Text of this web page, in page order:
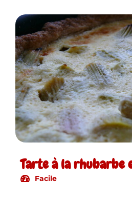
Tarte à la rhubarbe
Facile